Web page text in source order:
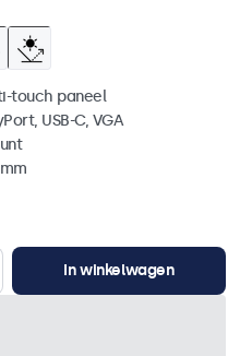
touch paneel
USB-C, VGA
In winkelwagen